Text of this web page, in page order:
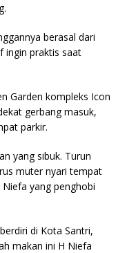
berasal dari
ingin praktis saat
Garden kompleks Icon
gerbang masuk,
parkir.
yang sibuk. Turun
muter nyari tempat
yang penghobi
di Kota Santri,
makan ini H Niefa